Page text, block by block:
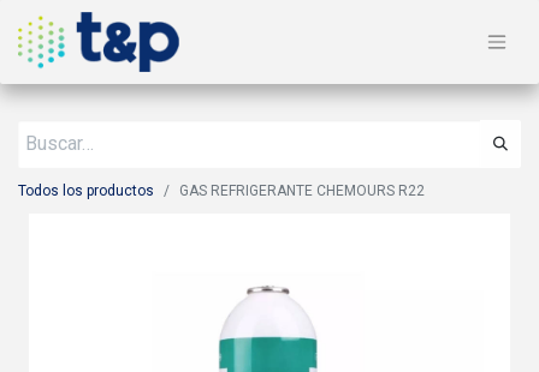
Todos los productos GAS REFRIGERANTE CHEMOURS R22